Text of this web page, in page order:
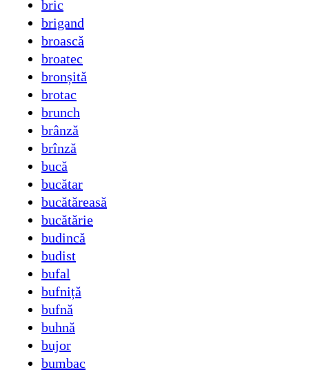
bric
brigand
broască
broatec
bronșită
brotac
brunch
brânză
brînză
bucă
bucătar
bucătăreasă
bucătărie
budincă
budist
bufal
bufniță
bufnă
buhnă
bujor
bumbac